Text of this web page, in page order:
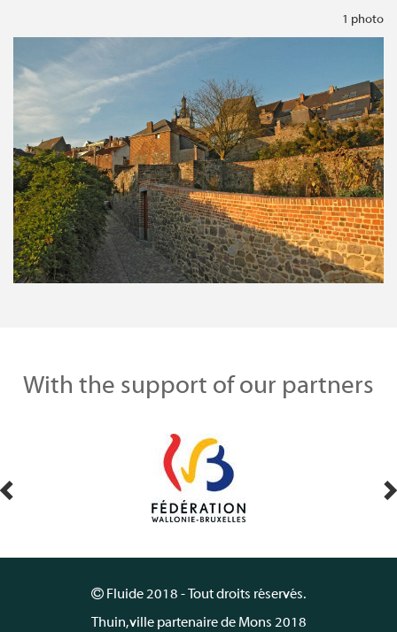
1 photo
With the support of our partners
Fluide 2018 - Tout droits réservés.
Thuin, ville partenaire de Mons 2018